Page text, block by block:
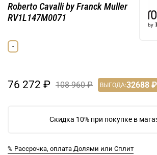
Скидка 10% при покупке в
% Рассрочка, оплата Долями или Сплит
Roberto Cavalli by Franck Muller
RV1L147M0071
-
76 272 ₽ 108 960 ₽ ВЫГОДА:32688 ₽